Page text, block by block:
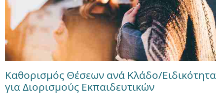
Καθορισμός Θέσεων ανά Κλάδο/Ειδικότητα
για Διορισμούς Εκπαιδευτικών